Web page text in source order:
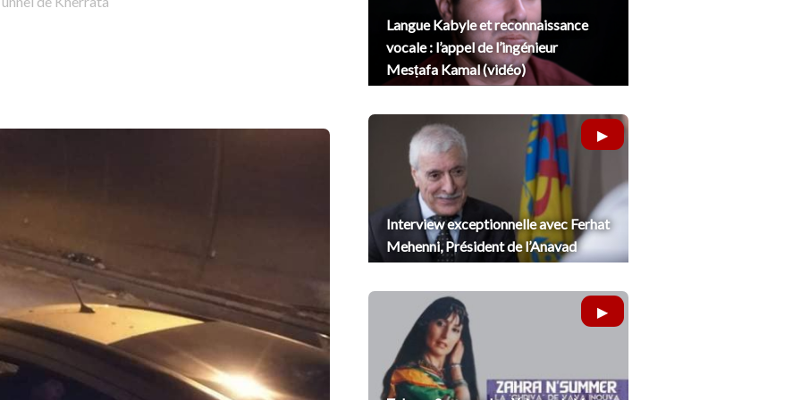
Langue Kabyle et reconnaissance
vocale : l’appel de l’ingénieur
Mesṭafa Kamal (vidéo)
Interview exceptionnelle avec Ferhat
Mehenni, Président de l’Anavad